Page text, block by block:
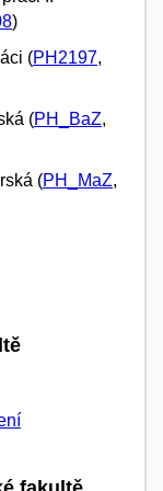
)
(PH2197,
(PH_BaZ,
(PH_MaZ,